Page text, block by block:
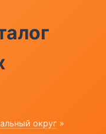
округ »